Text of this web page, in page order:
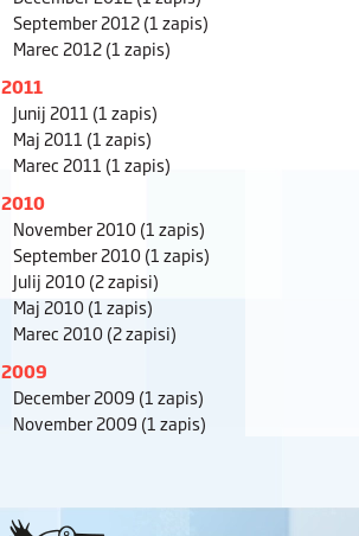
September 2012(1 zapis)
Marec 2012(1 zapis)
2011
Junij 2011 (1 zapis)
Maj 2011 (1 zapis)
Marec 2011 (1 zapis)
2010
November 2010(1 zapis)
September 2010(1 zapis)
Julij 2010(2 zapisi)
Maj 2010(1 zapis)
Marec 2010(2 zapisi)
2009
December 2009 (1 zapis)
November 2009 (1 zapis)